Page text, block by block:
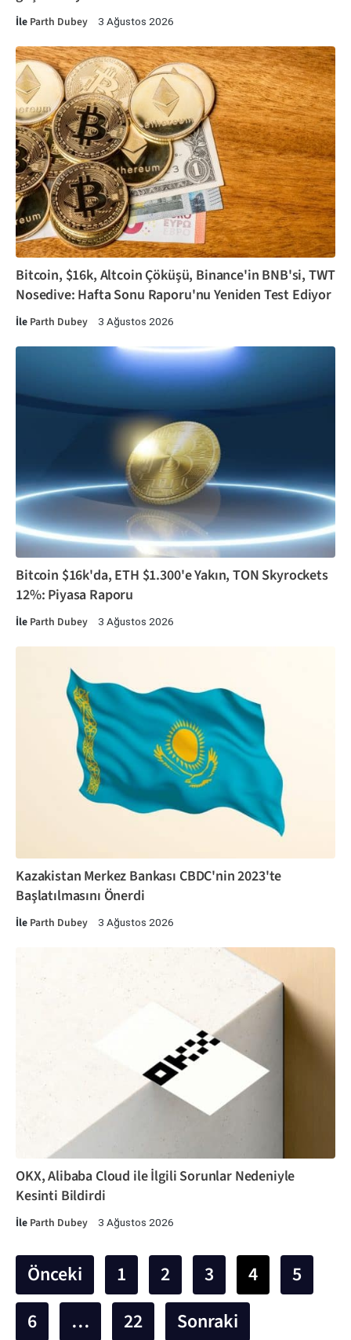
İle Parth Dubey 3 Ağustos 2026
Bitcoin, $16k, Altcoin Çöküşü, Binance'in BNB'si, TWT
Nosedive: Hafta Sonu Raporu'nu Yeniden Test Ediyor
İle Parth Dubey 3 Ağustos 2026
Bitcoin $16k'da, ETH $1.300'e Yakın, TON Skyrockets
12%: Piyasa Raporu
İle Parth Dubey 3 Ağustos 2026
Kazakistan Merkez Bankası CBDC'nin 2023'te
Başlatılmasını Önerdi
İle Parth Dubey 3 Ağustos 2026
OKX, Alibaba Cloud ile İlgili Sorunlar Nedeniyle
Kesinti Bildirdi
İle Parth Dubey 3 Ağustos 2026
Önceki 1 2 3 4
5
6
… 22 Sonraki